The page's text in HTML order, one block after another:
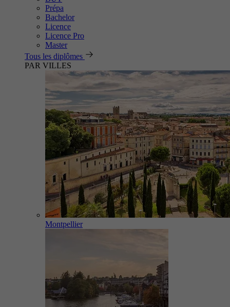
Prépa
Bachelor
Licence
Licence Pro
Master
Tous les diplômes
PAR VILLES
Montpellier